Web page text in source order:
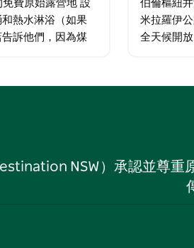
熱水淋浴（如果
訴他們，因為煤
米拉羅伊
全天候開
痛的療效
NSW）承認並尊重